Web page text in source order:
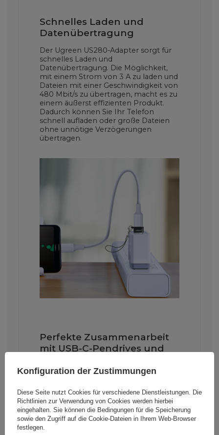
Schnelles Laden und
Datenübertragung
Der Ugreen US280-Adapter sorgt für
schnelles Laden und
Datenübertragung. Die Möglichkeit,
mit einem Strom von 3 A zu laden und
Dateien mit einer Geschwindigkeit von
480 Mbit/s zu übertragen, macht es zu
einem äußerst effizienten Produkt.
Dadurch können Sie Ihr Telefon
schnell aufladen oder große Dateien
ohne unnötige Verzögerungen
übertragen.
Perfekte Zusammenarbeit
mit USB-C-Pendrives und
Wenn Sie häufig USB-C-Flash-
US280-Adapter die perfekte Lösung
für Sie. Damit können Sie problemlos
Daten zwischen einem USB-Stick und
einem Computer übertragen, der mit
einem USB-A-Anschluss ausgestattet
Konfiguration der Zustimmungen
Diese Seite nutzt Cookies für verschiedene Dienstleistungen. Die
Richtlinien zur Verwendung von Cookies werden hierbei
eingehalten. Sie können die Bedingungen für die Speicherung
sowie den Zugriff auf die Cookie-Dateien in Ihrem Web-Browser
festlegen.